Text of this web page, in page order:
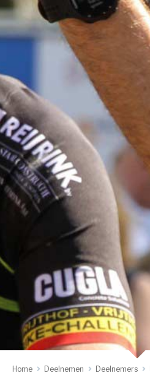
Home Deelnemen Deelnemers